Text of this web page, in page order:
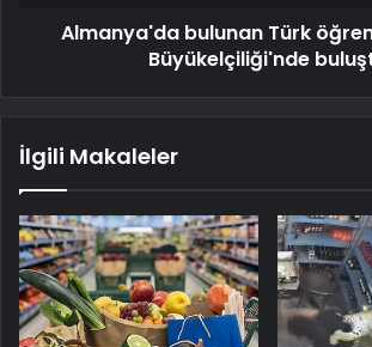
Almanya'da bulunan Türk
Büyükelçiliği'nde
İlgili Makaleler